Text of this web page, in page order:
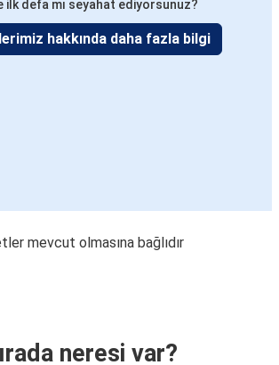
ilk defa mı seyahat ediyorsunuz?
hakkında daha fazla bilgi
mevcut olmasına bağlıdır
neresi var?